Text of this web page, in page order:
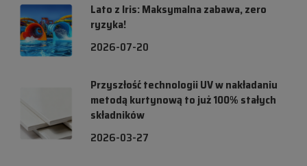
Lato z Iris: Maksymalna zabawa, zero
ryzyka!
2026-07-20
Przyszłość technologii UV w nakładaniu
metodą kurtynową to już 100% stałych
składników
2026-03-27